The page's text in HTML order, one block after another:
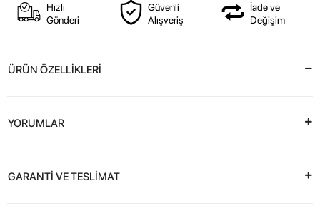
Hızlı
Gönderi
Güvenli
Alışveriş
İade ve
Değişim
ÜRÜN ÖZELLİKLERİ
YORUMLAR
GARANTİ VE TESLİMAT